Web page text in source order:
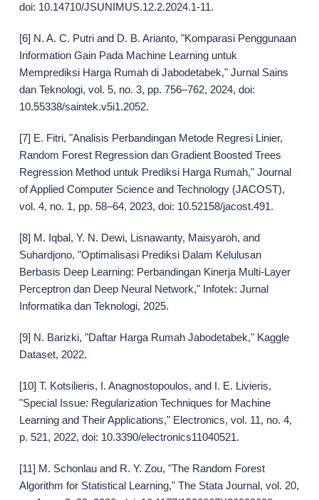
doi: 10.14710/JSUNIMUS.12.2.2024.1-11.
[6] N. A. C. Putri and D. B. Arianto, "Komparasi Penggunaan
Information Gain Pada Machine Learning untuk
Memprediksi Harga Rumah di Jabodetabek," Jurnal Sains
dan Teknologi, vol. 5, no. 3, pp. 756–762, 2024, doi:
10.55338/saintek.v5i1.2052.
[7] E. Fitri, "Analisis Perbandingan Metode Regresi Linier,
Random Forest Regression dan Gradient Boosted Trees
Regression Method untuk Prediksi Harga Rumah," Journal
of Applied Computer Science and Technology (JACOST),
vol. 4, no. 1, pp. 58–64, 2023, doi: 10.52158/jacost.491.
[8] M. Iqbal, Y. N. Dewi, Lisnawanty, Maisyaroh, and
Suhardjono, "Optimalisasi Prediksi Dalam Kelulusan
Berbasis Deep Learning: Perbandingan Kinerja Multi-Layer
Perceptron dan Deep Neural Network," Infotek: Jurnal
Informatika dan Teknologi, 2025.
[9] N. Barizki, "Daftar Harga Rumah Jabodetabek," Kaggle
Dataset, 2022.
[10] T. Kotsilieris, I. Anagnostopoulos, and I. E. Livieris,
"Special Issue: Regularization Techniques for Machine
Learning and Their Applications," Electronics, vol. 11, no. 4,
p. 521, 2022, doi: 10.3390/electronics11040521.
[11] M. Schonlau and R. Y. Zou, "The Random Forest
Algorithm for Statistical Learning," The Stata Journal, vol. 20,